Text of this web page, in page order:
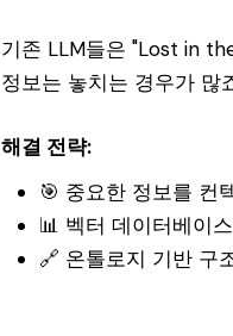
기존 LLM들은 "Lost in
정보는 놓치는 경우가 많
해결 전략:
🎯 중요한 정보를 컨
📊 벡터 데이터베이
🔗 온톨로지 기반 구